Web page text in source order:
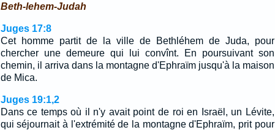
Beth-lehem-Judah
Juges 17:8
Cet homme partit de la ville de Bethléhem de Juda, pour
chercher une demeure qui lui convînt. En poursuivant son
chemin, il arriva dans la montagne d'Ephraïm jusqu'à la maison
de Mica.
Juges 19:1,2
Dans ce temps où il n'y avait point de roi en Israël, un Lévite,
qui séjournait à l'extrémité de la montagne d'Ephraïm, prit pour